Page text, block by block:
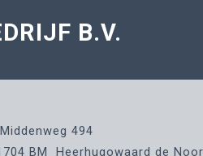
B.V.
Middenweg 494
BM Heerhugowaard de